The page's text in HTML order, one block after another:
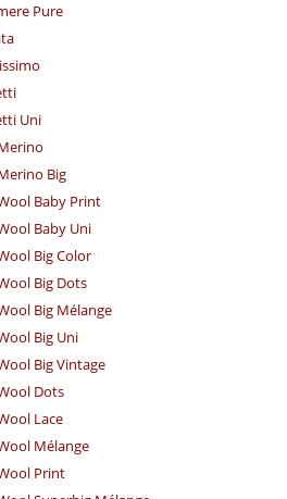
Pure
Uni
Big
Baby Print
Baby Uni
Big Color
Big Dots
Big Mélange
Big Uni
Big Vintage
Dots
Lace
Mélange
Print